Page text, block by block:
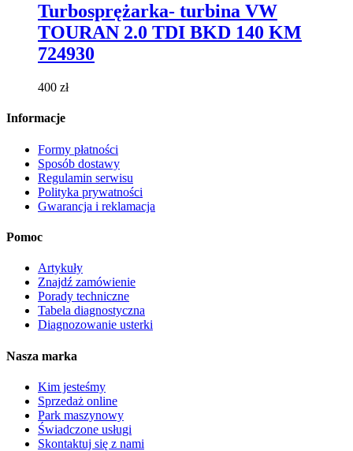
wiele
wariantów.
Turbosprężarka- turbina VW
TOURAN 2.0 TDI BKD 140 KM
724930
400 zł
Informacje
Formy płatności
Sposób dostawy
Regulamin serwisu
Polityka prywatności
Gwarancja i reklamacja
Pomoc
Artykuły
Znajdź zamówienie
Porady techniczne
Tabela diagnostyczna
Diagnozowanie usterki
Nasza marka
Kim jesteśmy
Sprzedaż online
Park maszynowy
Świadczone usługi
Skontaktuj się z nami